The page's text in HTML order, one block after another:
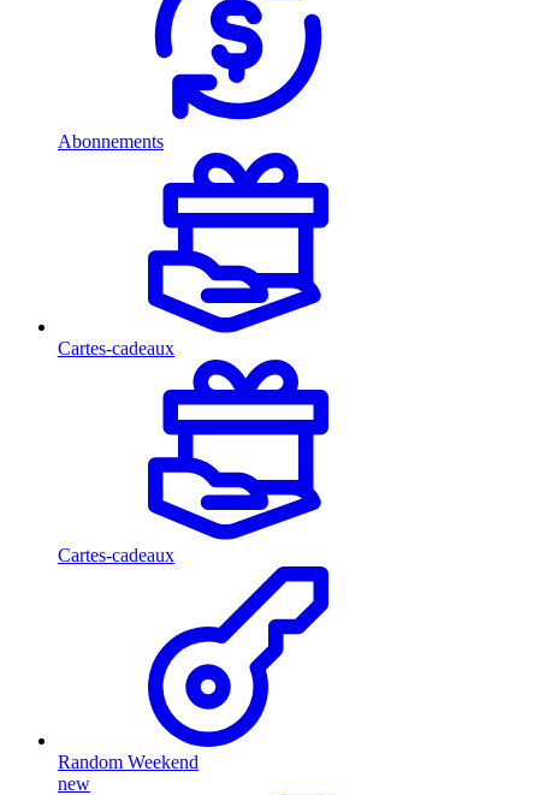
Abonnements
Cartes-cadeaux
Cartes-cadeaux
Random Weekend
new